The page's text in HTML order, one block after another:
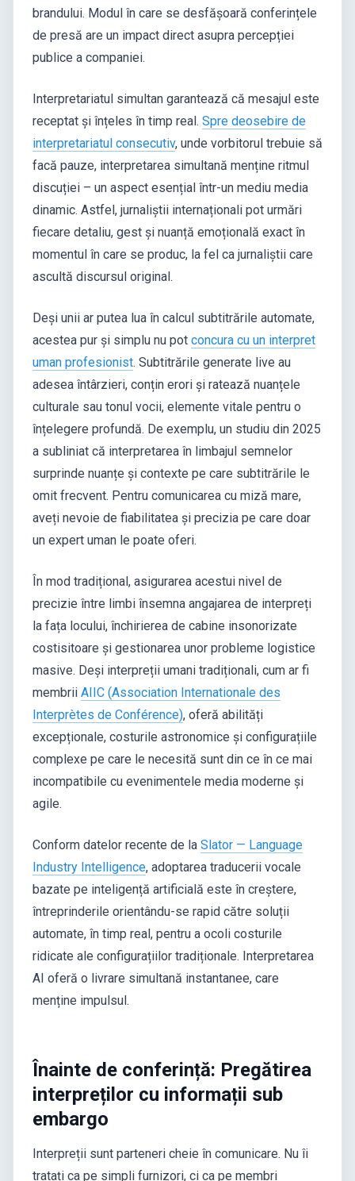
brandului. Modul în care se desfășoară conferințele
de presă are un impact direct asupra percepției
publice a companiei.
Interpretariatul simultan garantează că mesajul este
receptat și înțeles în timp real. Spre deosebire de
interpretariatul consecutiv, unde vorbitorul trebuie să
facă pauze, interpretarea simultană menține ritmul
discuției – un aspect esențial într-un mediu media
dinamic. Astfel, jurnaliștii internaționali pot urmări
fiecare detaliu, gest și nuanță emoțională exact în
momentul în care se produc, la fel ca jurnaliștii care
ascultă discursul original.
Deși unii ar putea lua în calcul subtitrările automate,
acestea pur și simplu nu pot concura cu un interpret
uman profesionist. Subtitrările generate live au
adesea întârzieri, conțin erori și ratează nuanțele
culturale sau tonul vocii, elemente vitale pentru o
înțelegere profundă. De exemplu, un studiu din 2025
a subliniat că interpretarea în limbajul semnelor
surprinde nuanțe și contexte pe care subtitrările le
omit frecvent. Pentru comunicarea cu miză mare,
aveți nevoie de fiabilitatea și precizia pe care doar
un expert uman le poate oferi.
În mod tradițional, asigurarea acestui nivel de
precizie între limbi însemna angajarea de interpreți
la fața locului, închirierea de cabine insonorizate
costisitoare și gestionarea unor probleme logistice
masive. Deși interpreții umani tradiționali, cum ar fi
membrii AIIC (Association Internationale des
Interprètes de Conférence), oferă abilități
excepționale, costurile astronomice și configurațiile
complexe pe care le necesită sunt din ce în ce mai
incompatibile cu evenimentele media moderne și
agile.
Conform datelor recente de la Slator — Language
Industry Intelligence, adoptarea traducerii vocale
bazate pe inteligență artificială este în creștere,
întreprinderile orientându-se rapid către soluții
automate, în timp real, pentru a ocoli costurile
ridicate ale configurațiilor tradiționale. Interpretarea
AI oferă o livrare simultană instantanee, care
menține impulsul.
Înainte de conferință: Pregătirea
interpreților cu informații sub
embargo
Interpreții sunt parteneri cheie în comunicare. Nu îi
tratați ca pe simpli furnizori, ci ca pe membri